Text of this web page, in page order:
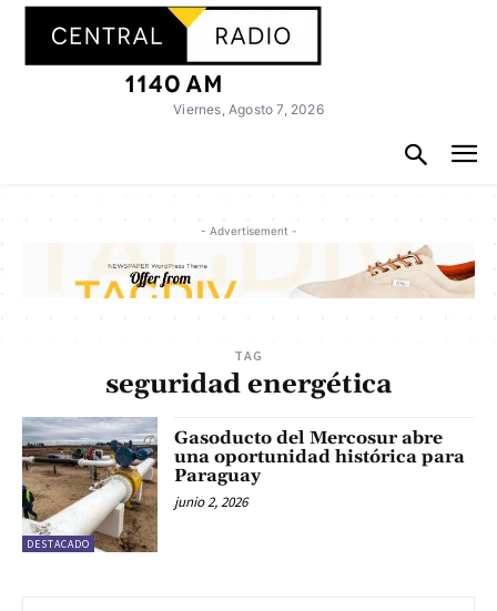
Viernes, Agosto 7, 2026
- Advertisement -
TAG
seguridad energética
DESTACADO
Gasoducto del Mercosur abre
una oportunidad histórica para
Paraguay
junio 2, 2026